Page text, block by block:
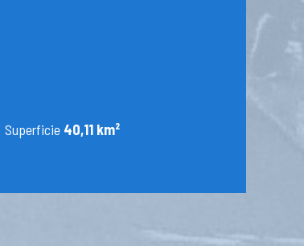
Superficie 40,11 km²